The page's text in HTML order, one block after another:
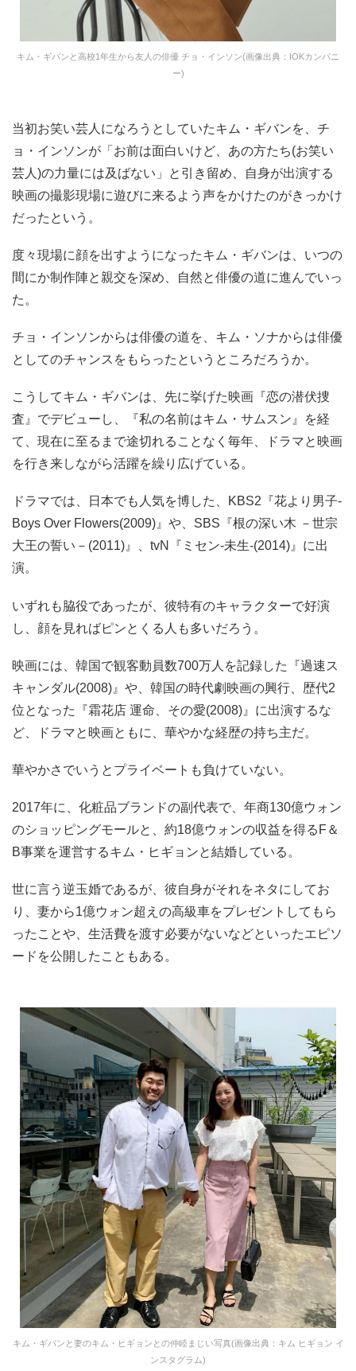
キム・ギバンと高校1年生から友人の俳優 チョ・インソン(画像出典：IOKカンパニ
ー)
当初お笑い芸人になろうとしていたキム・ギバンを、チ
ョ・インソンが「お前は面白いけど、あの方たち(お笑い
芸人)の力量には及ばない」と引き留め、自身が出演する
映画の撮影現場に遊びに来るよう声をかけたのがきっかけ
だったという。
度々現場に顔を出すようになったキム・ギバンは、いつの
間にか制作陣と親交を深め、自然と俳優の道に進んでいっ
た。
チョ・インソンからは俳優の道を、キム・ソナからは俳優
としてのチャンスをもらったというところだろうか。
こうしてキム・ギバンは、先に挙げた映画『恋の潜伏捜
査』でデビューし、『私の名前はキム・サムスン』を経
て、現在に至るまで途切れることなく毎年、ドラマと映画
を行き来しながら活躍を繰り広げている。
ドラマでは、日本でも人気を博した、KBS2『花より男子-
Boys Over Flowers(2009)』や、SBS『根の深い木 －世宗
大王の誓い－(2011)』、tvN『ミセン-未生-(2014)』に出
演。
いずれも脇役であったが、彼特有のキャラクターで好演
し、顔を見ればピンとくる人も多いだろう。
映画には、韓国で観客動員数700万人を記録した『過速ス
キャンダル(2008)』や、韓国の時代劇映画の興行、歴代2
位となった『霜花店 運命、その愛(2008)』に出演するな
ど、ドラマと映画ともに、華やかな経歴の持ち主だ。
華やかさでいうとプライベートも負けていない。
2017年に、化粧品ブランドの副代表で、年商130億ウォン
のショッピングモールと、約18億ウォンの収益を得るF＆
B事業を運営するキム・ヒギョンと結婚している。
世に言う逆玉婚であるが、彼自身がそれをネタにしてお
り、妻から1億ウォン超えの高級車をプレゼントしてもら
ったことや、生活費を渡す必要がないなどといったエピソ
ードを公開したこともある。
キム・ギバンと妻のキム・ヒギョンとの仲睦まじい写真(画像出典：キム ヒギョン イ
ンスタグラム)